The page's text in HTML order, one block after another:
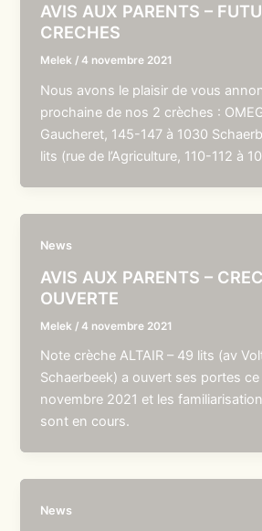
AVIS AUX PARENTS –
CRECHES
Melek /4 novembre 2021
Nous avons le plaisir de vous
prochaine de nos 2 crèches :
Gaucheret, 145-147 à 1030
lits (rue de l’Agriculture, 110-112 à
News
AVIS AUX PARENTS –
OUVERTE
Melek /4 novembre 2021
Note crèche ALTAIR – 49 lits (av
Schaerbeek) a ouvert ses portes
novembre 2021 et les
sont en cours.
News